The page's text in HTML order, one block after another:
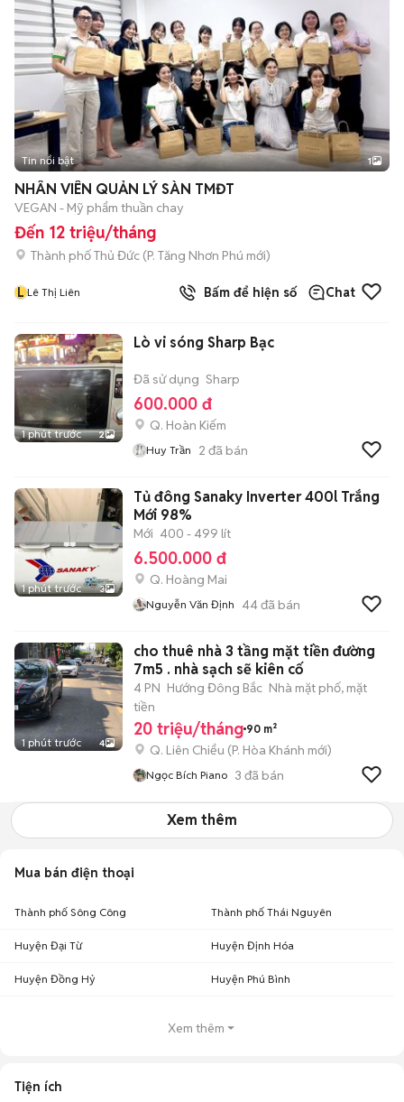
Tin nổi bật 1
NHÂN VIÊN QUẢN LÝ SÀN TMĐT
VEGAN - Mỹ phẩm thuần chay
Đến 12 triệu/tháng
Thành phố Thủ Đức (P. Tăng Nhơn Phú mới)
L Lê Thị Liên Bấm để hiện số Chat
1 phút trước 2
Lò vi sóng Sharp Bạc
Đã sử dụng Sharp
600.000 đ
Q. Hoàn Kiếm
Huy Trần 2 đã bán
1 phút trước 3
Tủ đông Sanaky Inverter 400l Trắng
Mới 98%
Mới 400 - 499 lít
6.500.000 đ
Q. Hoàng Mai
Nguyễn Văn Định 44đã bán
1 phút trước 4
cho thuê nhà 3 tầng mặt tiền đường
7m5 . nhà sạch sẽ kiên cố
4 PN Hướng Đông Bắc Nhà mặt phố, mặt
tiền
20 triệu/tháng 90 m²
Q. Liên Chiểu (P. Hòa Khánh mới)
Ngọc Bích Piano 3 đã bán
Xem thêm
Mua bán điện thoại
Thành phố Sông Công Thành phố Thái Nguyên
Huyện Đại Từ Huyện Định Hóa
Huyện Đồng Hỷ Huyện Phú Bình
Xem thêm
Tiện ích